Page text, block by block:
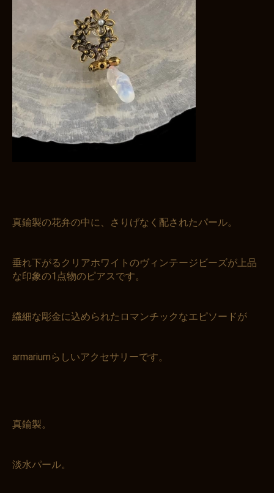
真鍮製の花弁の中に、さりげなく配されたパール。
垂れ下がるクリアホワイトのヴィンテージビーズが上品
な印象の1点物のピアスです。
繊細な彫金に込められたロマンチックなエピソードが
armariumらしいアクセサリーです。
真鍮製。
淡水パール。